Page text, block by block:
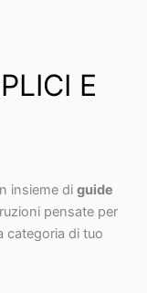
E
insieme di guide
pensate per
categoria di tuo